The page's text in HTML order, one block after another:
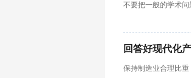
不要把一般的学术问
回答好现代化
保持制造业合理比重